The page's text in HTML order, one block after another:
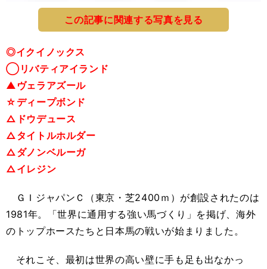
この記事に関連する写真を見る
◎イクイノックス
◯リバティアイランド
▲ヴェラアズール
☆ディープボンド
△ドウデュース
△タイトルホルダー
△ダノンベルーガ
△イレジン
ＧＩジャパンＣ（東京・芝2400ｍ）が創設されたのは
1981年。「世界に通用する強い馬づくり」を掲げ、海外
のトップホースたちと日本馬の戦いが始まりました。
それこそ、最初は世界の高い壁に手も足も出なかっ